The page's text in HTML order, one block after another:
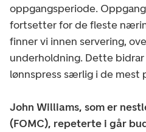
oppgangsperiode.
fortsetter for de fleste
finner vi innen servering,
underholdning. Dette
lønnspress særlig i de
John Williams, som er
(FOMC), repeterte i går